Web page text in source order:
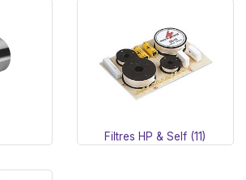
Filtres HP & Self (11)